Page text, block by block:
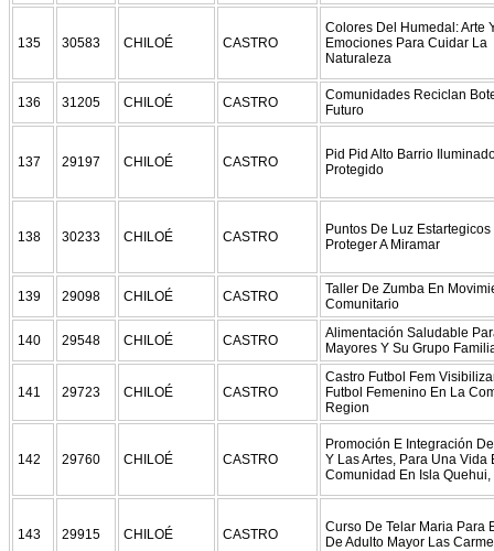
135 30583 CHILOÉ CASTRO
Colores Del Humedal: Arte
Emociones Para Cuidar La
Naturaleza
136 31205 CHILOÉ CASTRO
Comunidades Reciclan
Futuro
137 29197 CHILOÉ CASTRO
Pid Pid Alto Barrio
Protegido
138 30233 CHILOÉ CASTRO
Puntos De Luz Estartegicos
Proteger A Miramar
139 29098 CHILOÉ CASTRO
Taller De Zumba En
Comunitario
140 29548 CHILOÉ CASTRO
Alimentación Saludable
Mayores Y Su Grupo
141 29723 CHILOÉ CASTRO
Castro Futbol Fem
Futbol Femenino En La
Region
142 29760 CHILOÉ CASTRO
Promoción E Integración
Y Las Artes, Para Una Vida
Comunidad En Isla
143 29915 CHILOÉ CASTRO
Curso De Telar Maria Para
De Adulto Mayor Las